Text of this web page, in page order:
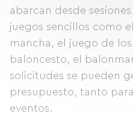
abarcan desde
juegos sencillos como
mancha, el juego de
baloncesto, el
solicitudes se pueden
presupuesto, tanto
eventos.